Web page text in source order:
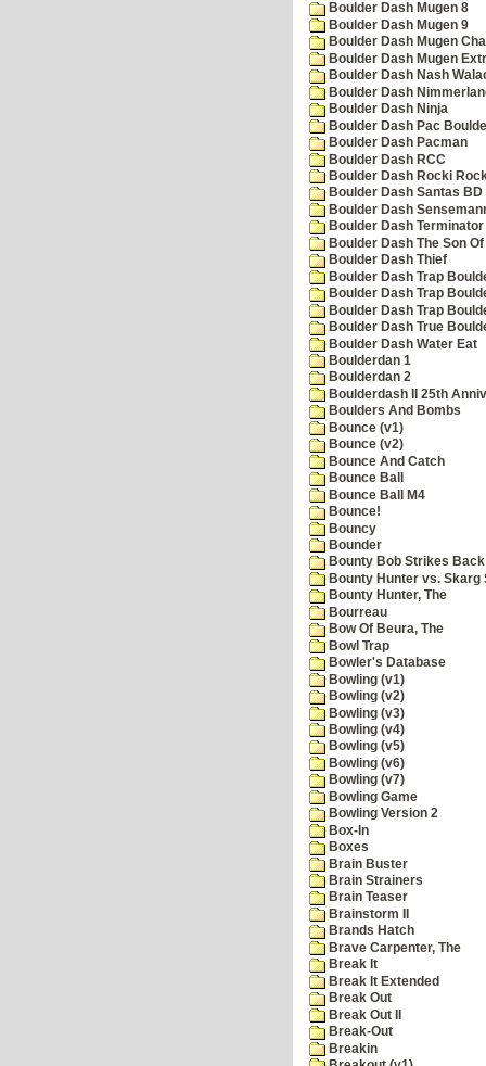
Boulder Dash Mugen 8
Boulder Dash Mugen 9
Boulder Dash Mugen
Boulder Dash Mugen
Boulder Dash Nash
Boulder Dash
Boulder Dash Ninja
Boulder Dash Pac
Boulder Dash Pacman
Boulder Dash RCC
Boulder Dash Rocki
Boulder Dash Santas
Boulder Dash
Boulder Dash
Boulder Dash The Son
Boulder Dash Thief
Boulder Dash Trap
Boulder Dash Trap
Boulder Dash Trap
Boulder Dash True
Boulder Dash Water Eat
Boulderdan 1
Boulderdan 2
Boulderdash II 25th
Boulders And Bombs
Bounce (v1)
Bounce (v2)
Bounce And Catch
Bounce Ball
Bounce Ball M4
Bounce!
Bouncy
Bounder
Bounty Bob Strikes
Bounty Hunter vs. Skarg
Bounty Hunter, The
Bourreau
Bow Of Beura, The
Bowl Trap
Bowler's Database
Bowling (v1)
Bowling (v2)
Bowling (v3)
Bowling (v4)
Bowling (v5)
Bowling (v6)
Bowling (v7)
Bowling Game
Bowling Version 2
Box-In
Boxes
Brain Buster
Brain Strainers
Brain Teaser
Brainstorm II
Brands Hatch
Brave Carpenter, The
Break It
Break It Extended
Break Out
Break Out II
Break-Out
Breakin